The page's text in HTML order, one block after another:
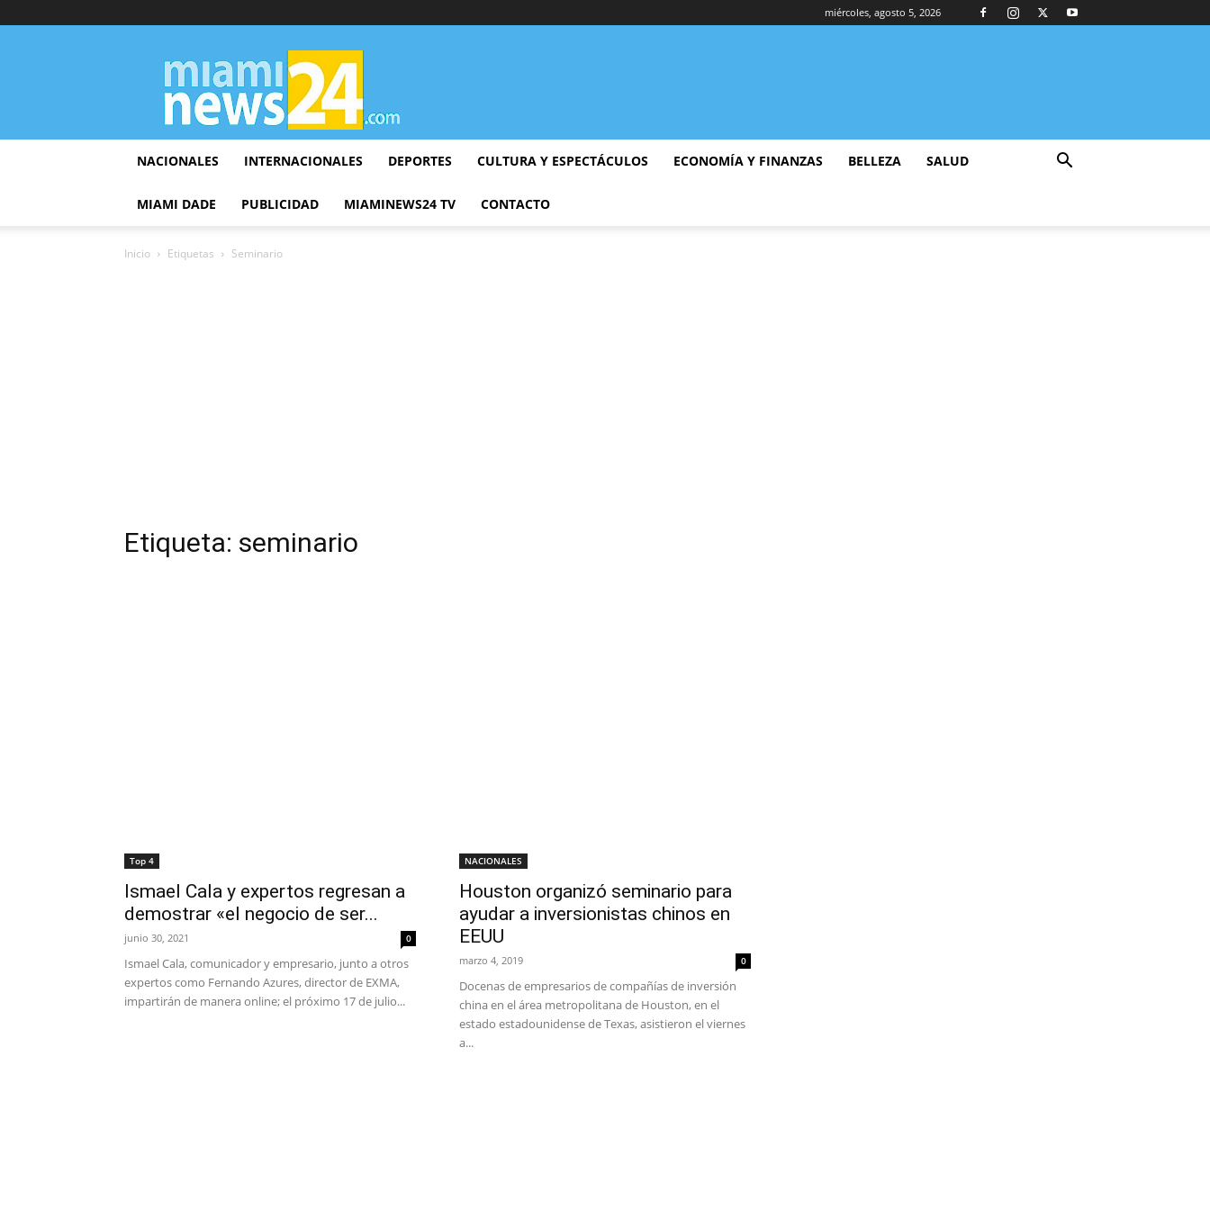
miércoles, agosto 5, 2026
▷
Miami
News
24
NACIONALES INTERNACIONALES DEPORTES CULTURA Y ESPECTÁCULOS ECONOMÍA Y FINANZAS BELLEZA SALUD
MIAMI DADE PUBLICIDAD MIAMINEWS24 TV CONTACTO
Inicio Etiquetas Seminario
Etiqueta: seminario
Top 4
Ismael Cala y expertos regresan a
demostrar «el negocio de ser...
junio 30, 2021 0
Ismael Cala, comunicador y empresario, junto a otros
expertos como Fernando Azures, director de EXMA,
impartirán de manera online; el próximo 17 de julio...
NACIONALES
Houston organizó seminario para
ayudar a inversionistas chinos en
EEUU
marzo 4, 2019 0
Docenas de empresarios de compañías de inversión
china en el área metropolitana de Houston, en el
estado estadounidense de Texas, asistieron el viernes
a...